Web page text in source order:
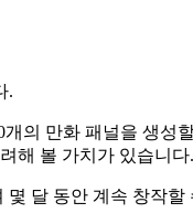
.
만화 패널을 생성
해 볼 가치가 있습니다.
달 동안 계속 창작